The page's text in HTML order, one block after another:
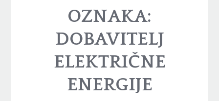
OZNAKA:
DOBAVITELJ
ELEKTRIČNE
ENERGIJE